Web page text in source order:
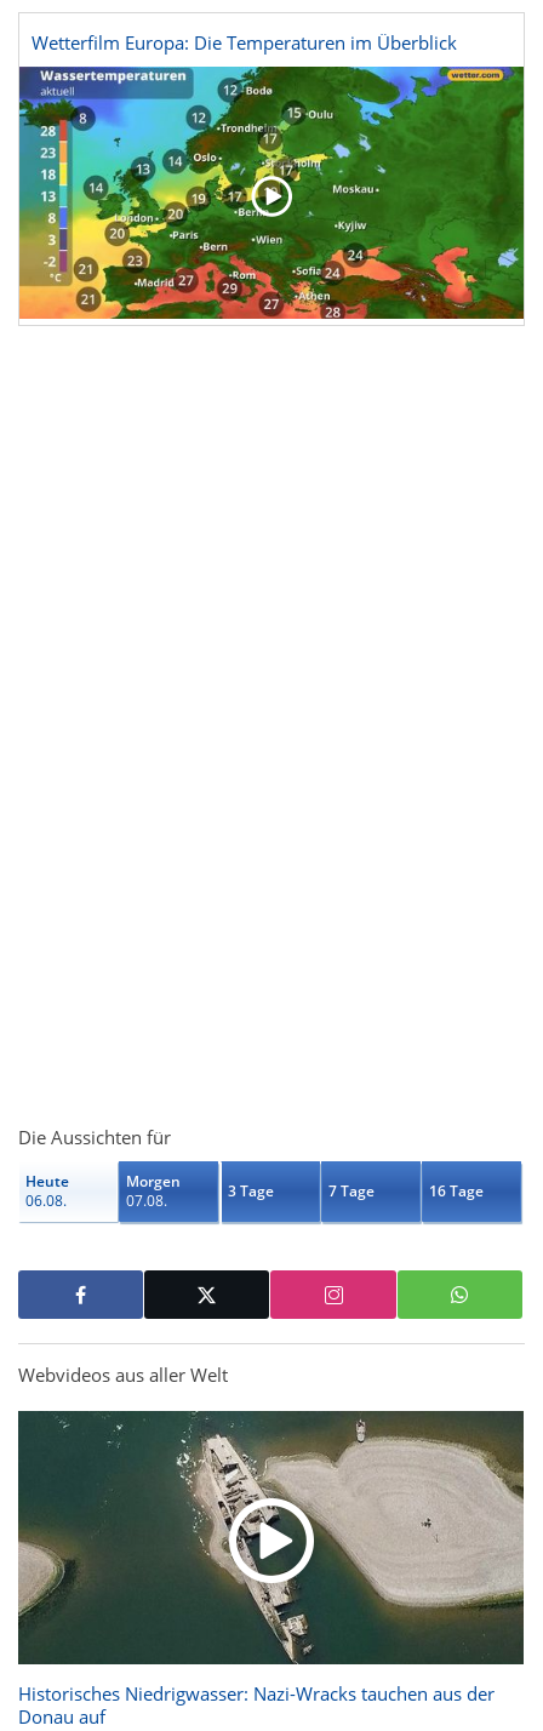
Wetterfilm Europa: Die Temperaturen im Überblick
Die Aussichten für
Heute
06.08.
Morgen
07.08.
3 Tage 7 Tage 16 Tage
Webvideos aus aller Welt
Historisches Niedrigwasser: Nazi-Wracks tauchen aus der
Donau auf